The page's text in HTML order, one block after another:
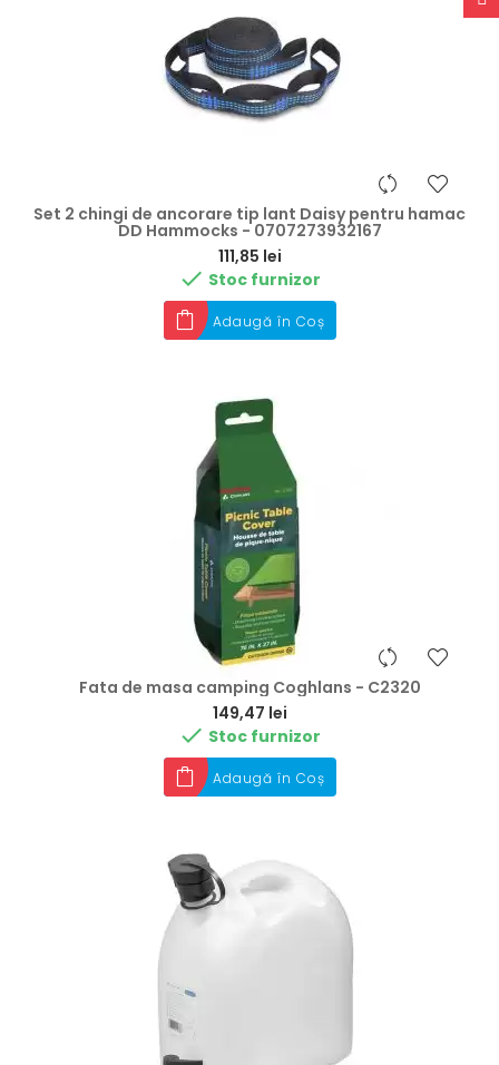
Set 2 chingi de ancorare tip lant Daisy pentru hamac
DD Hammocks - 0707273932167
111,85 lei
 Stoc furnizor
Adaugă în Coș
Fata de masa camping Coghlans - C2320
149,47 lei
 Stoc furnizor
Adaugă în Coș